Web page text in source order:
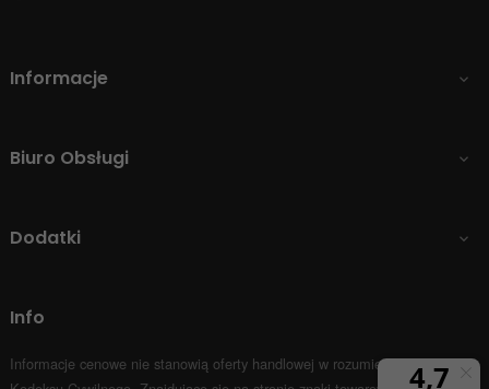
Informacje 
Biuro Obsługi 
Dodatki 
Info
Informacje cenowe nie stanowią oferty handlowej w rozumieniu Art.66 par.1